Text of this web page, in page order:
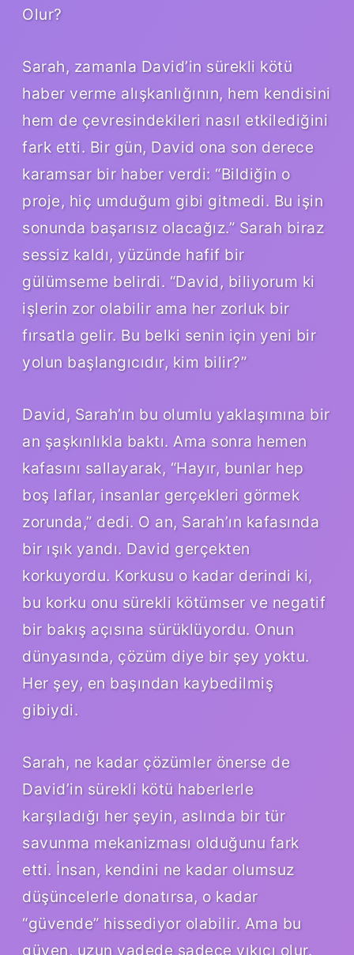
Olur?
Sarah, zamanla David’in sürekli kötü
haber verme alışkanlığının, hem kendisini
hem de çevresindekileri nasıl etkilediğini
fark etti. Bir gün, David ona son derece
karamsar bir haber verdi: “Bildiğin o
proje, hiç umduğum gibi gitmedi. Bu işin
sonunda başarısız olacağız.” Sarah biraz
sessiz kaldı, yüzünde hafif bir
gülümseme belirdi. “David, biliyorum ki
işlerin zor olabilir ama her zorluk bir
fırsatla gelir. Bu belki senin için yeni bir
yolun başlangıcıdır, kim bilir?”
David, Sarah’ın bu olumlu yaklaşımına bir
an şaşkınlıkla baktı. Ama sonra hemen
kafasını sallayarak, “Hayır, bunlar hep
boş laflar, insanlar gerçekleri görmek
zorunda,” dedi. O an, Sarah’ın kafasında
bir ışık yandı. David gerçekten
korkuyordu. Korkusu o kadar derindi ki,
bu korku onu sürekli kötümser ve negatif
bir bakış açısına sürüklüyordu. Onun
dünyasında, çözüm diye bir şey yoktu.
Her şey, en başından kaybedilmiş
gibiydi.
Sarah, ne kadar çözümler önerse de
David’in sürekli kötü haberlerle
karşıladığı her şeyin, aslında bir tür
savunma mekanizması olduğunu fark
etti. İnsan, kendini ne kadar olumsuz
düşüncelerle donatırsa, o kadar
“güvende” hissediyor olabilir. Ama bu
güven, uzun vadede sadece yıkıcı olur.